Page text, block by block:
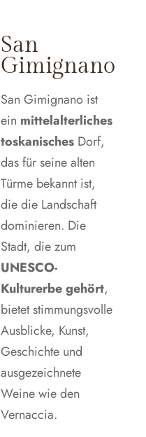
San
Gimignano
San Gimignano ist
ein mittelalterliches
toskanischesDorf,
das für seine alten
Türme bekannt ist,
die die Landschaft
dominieren. Die
Stadt, die zum
UNESCO-
Kulturerbe gehört,
bietet stimmungsvolle
Ausblicke, Kunst,
Geschichte und
ausgezeichnete
Weine wie den
Vernaccia.